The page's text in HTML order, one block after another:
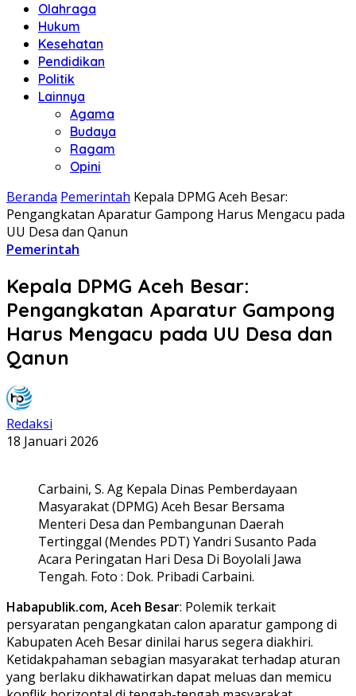
Olahraga
Hukum
Kesehatan
Pendidikan
Politik
Lainnya
Agama
Budaya
Ragam
Opini
Beranda Pemerintah Kepala DPMG Aceh Besar:
Pengangkatan Aparatur Gampong Harus Mengacu pada
UU Desa dan Qanun
Pemerintah
Kepala DPMG Aceh Besar:
Pengangkatan Aparatur Gampong
Harus Mengacu pada UU Desa dan
Qanun
Redaksi
18 Januari 2026
Carbaini, S. Ag Kepala Dinas Pemberdayaan
Masyarakat (DPMG) Aceh Besar Bersama
Menteri Desa dan Pembangunan Daerah
Tertinggal (Mendes PDT) Yandri Susanto Pada
Acara Peringatan Hari Desa Di Boyolali Jawa
Tengah. Foto : Dok. Pribadi Carbaini.
Habapublik.com, Aceh Besar: Polemik terkait
persyaratan pengangkatan calon aparatur gampong di
Kabupaten Aceh Besar dinilai harus segera diakhiri.
Ketidakpahaman sebagian masyarakat terhadap aturan
yang berlaku dikhawatirkan dapat meluas dan memicu